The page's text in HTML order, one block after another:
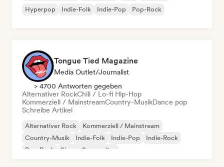
Hyperpop
Indie-Folk Indie-Pop Pop-Rock
Tongue Tied Magazine
Media Outlet/Journalist
> 4700 Antworten gegeben
Alternativer RockChill / Lo-fi Hip-Hop
Kommerziell / MainstreamCountry-MusikDance pop
Schreibe Artikel
Alternativer Rock
Kommerziell / Mainstream
Country-Musik
Indie-Folk Indie-Pop
Indie-Rock
Pop-Rock
Singer-Songwriter